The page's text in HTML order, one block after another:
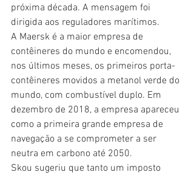
próxima década. A mensagem foi
dirigida aos reguladores marítimos.
A Maersk é a maior empresa de
contêineres do mundo e encomendou,
nos últimos meses, os primeiros porta-
contêineres movidos a metanol verde do
mundo, com combustível duplo. Em
dezembro de 2018, a empresa apareceu
como a primeira grande empresa de
navegação a se comprometer a ser
neutra em carbono até 2050.
Skou sugeriu que tanto um imposto